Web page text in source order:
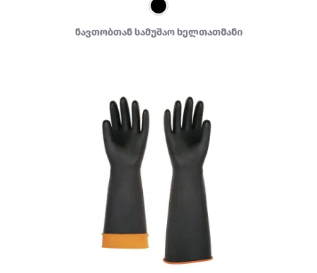
ნავთობთან სამუშაო ხელთათმანი